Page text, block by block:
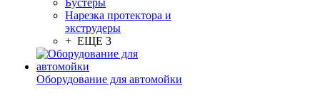
Бустеры
Нарезка протектора и
экструдеры
+ ЕЩЕ 3
Оборудование для автомойки